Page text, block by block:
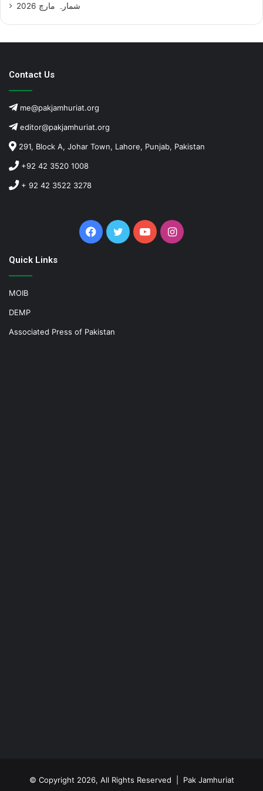
شمارہ مارچ 2026
Contact Us
me@pakjamhuriat.org
editor@pakjamhuriat.org
291, Block A, Johar Town, Lahore, Punjab, Pakistan
+92 42 3520 1008
+ 92 42 3522 3278
Facebook
TwitterYouTubeInstagram
Quick Links
MOIB
DEMP
Associated Press of Pakistan
© Copyright 2026, All Rights Reserved | Pak Jamhuriat